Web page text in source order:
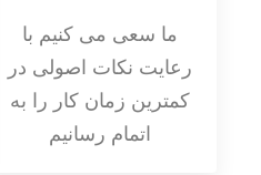
ما سعی می کنیم با
رعایت نکات اصولی در
کمترین زمان کار را به
اتمام رسانیم